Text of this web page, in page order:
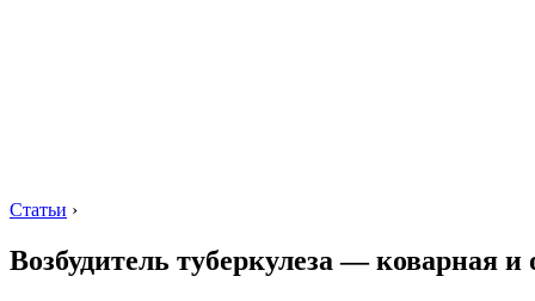
Статьи ›
Возбудитель туберкулеза — коварная и